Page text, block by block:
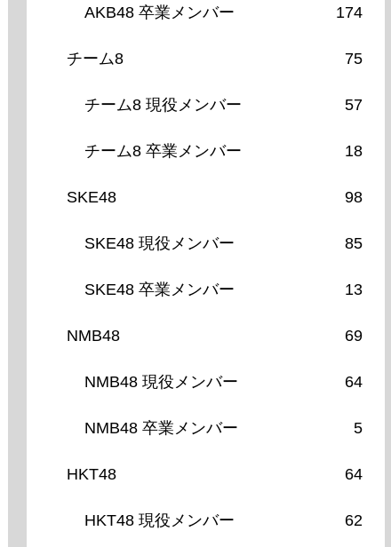
AKB48 卒業メンバー 174
チーム8 75
チーム8 現役メンバー 57
チーム8 卒業メンバー 18
SKE48 98
SKE48 現役メンバー 85
SKE48 卒業メンバー 13
NMB48 69
NMB48 現役メンバー 64
NMB48 卒業メンバー 5
HKT48 64
HKT48 現役メンバー 62